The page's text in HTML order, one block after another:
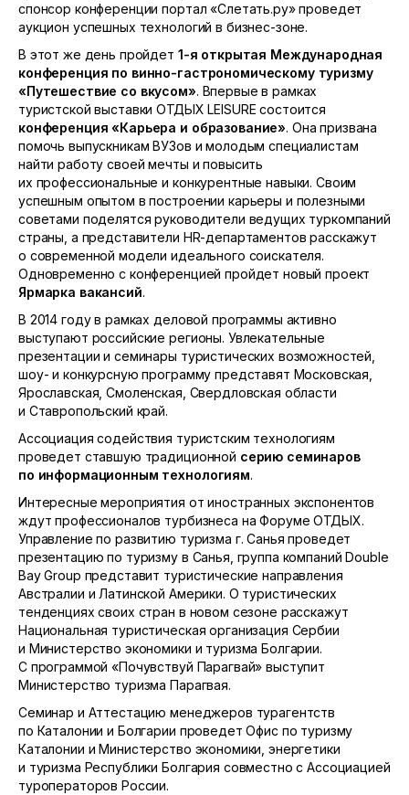
спонсор конференции портал «Слетать.ру» проведет
аукцион успешных технологий в бизнес-зоне.
В этот же день пройдет 1-я открытая Международная
конференция по винно-гастрономическому туризму
«Путешествие со вкусом». Впервые в рамках
туристской выставки ОТДЫХ LEISURE состоится
конференция «Карьера и образование». Она призвана
помочь выпускникам ВУЗов и молодым специалистам
найти работу своей мечты и повысить
их профессиональные и конкурентные навыки. Своим
успешным опытом в построении карьеры и полезными
советами поделятся руководители ведущих туркомпаний
страны, а представители HR-департаментов расскажут
о современной модели идеального соискателя.
Одновременно с конференцией пройдет новый проект
Ярмарка вакансий.
В 2014 году в рамках деловой программы активно
выступают российские регионы. Увлекательные
презентации и семинары туристических возможностей,
шоу- и конкурсную программу представят Московская,
Ярославская, Смоленская, Свердловская области
и Ставропольский край.
Ассоциация содействия туристским технологиям
проведет ставшую традиционной серию семинаров
по информационным технологиям.
Интересные мероприятия от иностранных экспонентов
ждут профессионалов турбизнеса на Форуме ОТДЫХ.
Управление по развитию туризма г. Санья проведет
презентацию по туризму в Санья, группа компаний Double
Bay Group представит туристические направления
Австралии и Латинской Америки. О туристических
тенденциях своих стран в новом сезоне расскажут
Национальная туристическая организация Сербии
и Министерство экономики и туризма Болгарии.
С программой «Почувствуй Парагвай» выступит
Министерство туризма Парагвая.
Семинар и Аттестацию менеджеров турагентств
по Каталонии и Болгарии проведет Офис по туризму
Каталонии и Министерство экономики, энергетики
и туризма Республики Болгария совместно с Ассоциацией
туроператоров России.